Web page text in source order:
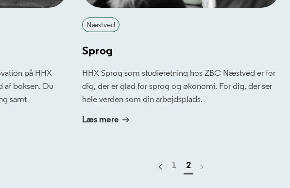
på HHX
boksen. Du
samt
Næstved
Sprog
HHX Sprog som studieretning hos ZBC Næstved er for
dig, der er glad for sprog og økonomi. For dig, der ser
hele verden som din arbejdsplads.
Læs mere
Forrige side
1 2